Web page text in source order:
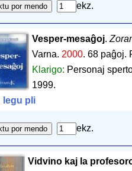
ekz.
Vesper-mesaĝoj.
Varna. 2000. 68 paĝoj.
Klarigo: Personaj
1999.
legu pli
ekz.
Vidvino kaj la